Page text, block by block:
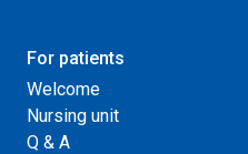
For patients
Welcome
Nursing unit
Q & A